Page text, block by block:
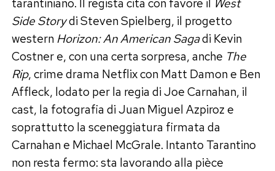
Side Storydi Steven Spielberg, il progetto
westernHorizon: An American Sagadi Kevin
Costner e, con una certa sorpresa, anche The
Rip, crime drama Netflix con Matt Damon e Ben
Affleck, lodato per la regia di Joe Carnahan, il
cast, la fotografia di Juan Miguel Azpiroz e
soprattutto la sceneggiatura firmata da
Carnahan e Michael McGrale. Intanto Tarantino
non resta fermo: sta lavorando alla pièce